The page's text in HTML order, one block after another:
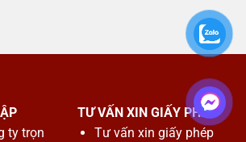
ty trọn
TƯ VẤN XIN GIẤY PHÉP
Tư vấn xin giấy phép